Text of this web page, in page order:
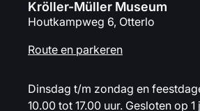
Kröller-Müller Museum
Houtkampweg 6, Otterlo
Route en parkeren
Dinsdag t/m zondag en
10.00 tot 17.00 uur. Gesloten op 1